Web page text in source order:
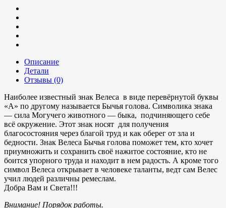
Описание
Детали
Отзывы (0)
Наиболее известный знак Велеса в виде перевёрнутой буквы
«А» по другому называется Бычья голова. Символика знака
— сила Могучего животного — быка, подчиняющего себе
всё окружение. Этот знак носят для получения
благосостояния через благой труд и как оберег от зла и
бедности. Знак Велеса Бычья голова поможет тем, кто хочет
приумножить и сохранить своё нажитое состояние, кто не
боится упорного труда и находит в нем радость. А кроме того
символ Велеса открывает в человеке таланты, ведт сам Велес
учил людей различны ремеслам.
Добра Вам и Света!!!
Внимание! Порядок работы.